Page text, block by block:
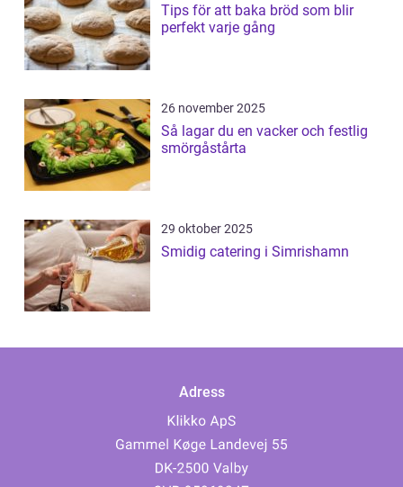
Tips för att baka bröd som blir
perfekt varje gång
26 november 2025
Så lagar du en vacker och festlig
smörgåstårta
29 oktober 2025
Smidig catering i Simrishamn
Adress